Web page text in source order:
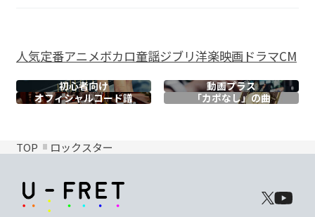
人気定番アニメボカロ童謡ジブリ洋楽映画ドラマCM
初心者向け
動画プラス
オフィシャルコード譜 「カポなし」の曲
TOP ロックスター